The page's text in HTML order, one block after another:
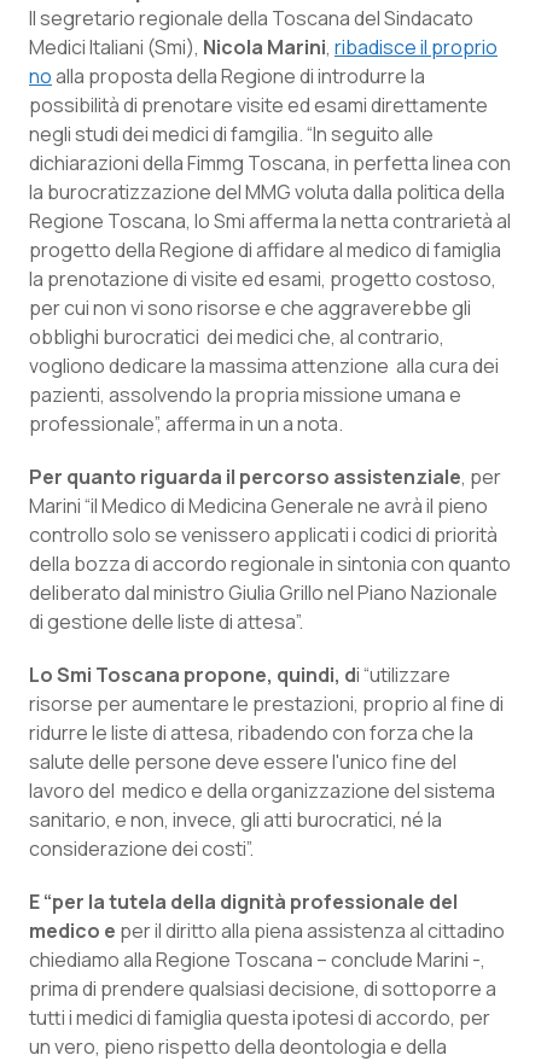
Campania
Emilia-Romagna
Friuli Venezia Giulia
Lazio
Liguria
Lombardia
Marche
Molise
Piemonte
Provincia Autonoma di Bolzano
Puglia
Sardegna
Sicilia
Toscana
Umbria
Valle D’Aosta
Car-T
Colesterolo & coronaropatie
Dermatite Atopica
Diabete & glucometri
Disturbi dell’umore
Dolore
Donna & Salute
Epatiti
HIV
Infezioni & Febbre
Malattie rare
Malattia di Crohn & Rettocolite Ulcerosa
Neuroscienze & patologie neurodegenerative
Obesità
Oftalmologia
Oncodermatologia
Il segretario regionale della Toscana del Sindacato
Medici Italiani (Smi), Nicola Marini, ribadisce il proprio
noalla proposta della Regione di introdurre la
possibilità di prenotare visite ed esami direttamente
negli studi dei medici di famgilia. “In seguito alle
dichiarazioni della Fimmg Toscana, in perfetta linea con
la burocratizzazione del MMG voluta dalla politica della
Regione Toscana, lo Smi afferma la netta contrarietà al
progetto della Regione di affidare al medico di famiglia
la prenotazione di visite ed esami, progetto costoso,
per cui non vi sono risorse e che aggraverebbe gli
obblighi burocratici dei medici che, al contrario,
vogliono dedicare la massima attenzione alla cura dei
pazienti, assolvendo la propria missione umana e
professionale”, afferma in un a nota.
Per quanto riguarda il percorso assistenziale, per
Marini “il Medico di Medicina Generale ne avrà il pieno
controllo solo se venissero applicati i codici di priorità
della bozza di accordo regionale in sintonia con quanto
deliberato dal ministro Giulia Grillo nel Piano Nazionale
di gestione delle liste di attesa”.
Lo Smi Toscana propone, quindi, di “utilizzare
risorse per aumentare le prestazioni, proprio al fine di
ridurre le liste di attesa, ribadendo con forza che la
salute delle persone deve essere l'unico fine del
lavoro del medico e della organizzazione del sistema
sanitario, e non, invece, gli atti burocratici, né la
considerazione dei costi”.
E “per la tutela della dignità professionale del
medico e per il diritto alla piena assistenza al cittadino
chiediamo alla Regione Toscana – conclude Marini -,
prima di prendere qualsiasi decisione, di sottoporre a
tutti i medici di famiglia questa ipotesi di accordo, per
un vero, pieno rispetto della deontologia e della